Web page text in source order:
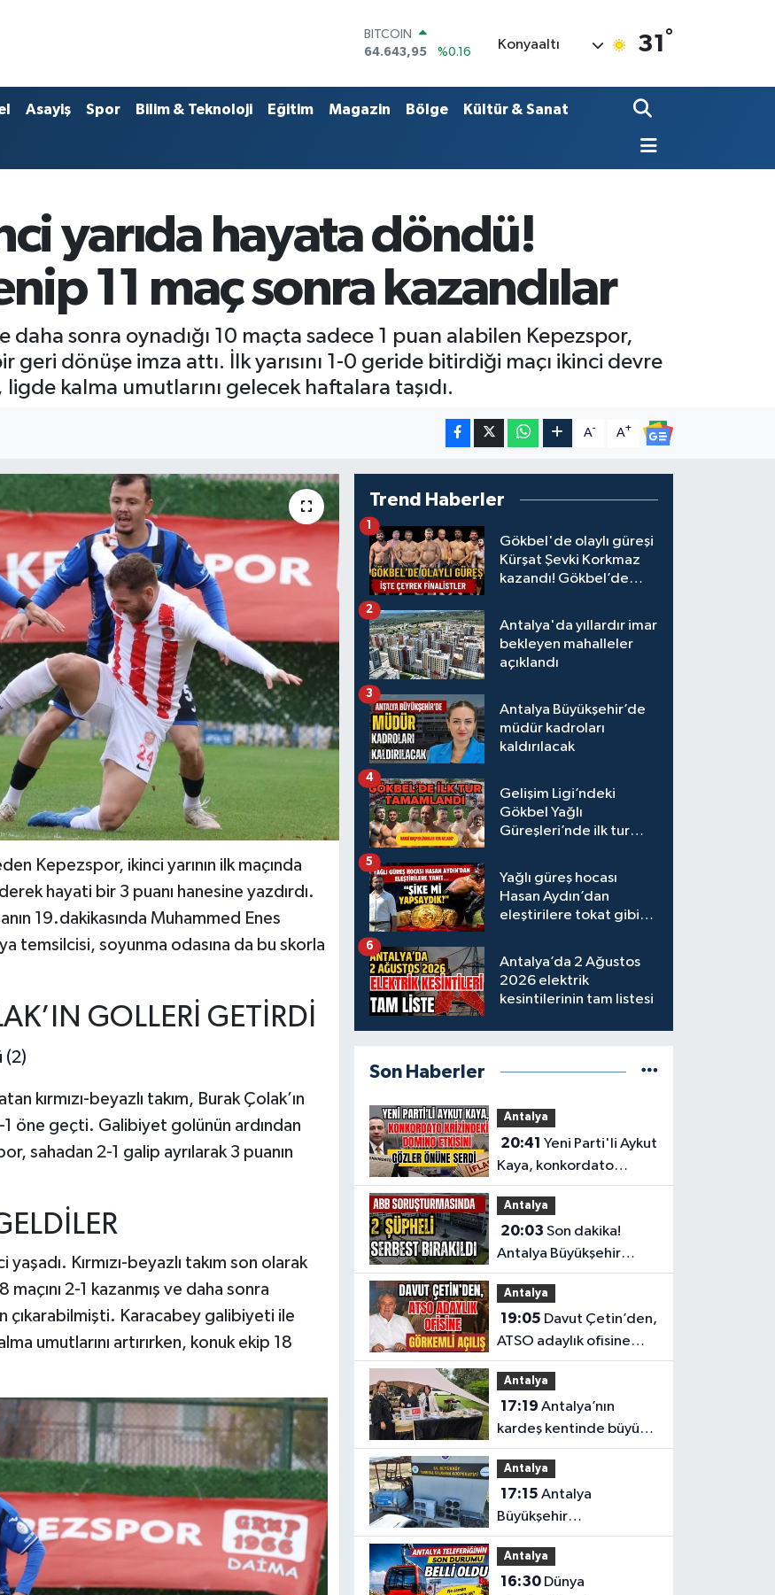
BITCOIN
64.643,95
%0.16
47,6006
%0.06
EURO
13.799
%70
Konyaaltı 31 °
Asayiş Spor Bilim & Teknoloji Eğitim Magazin Bölge Kültür & Sanat
yarıda hayata döndü!
11 maç sonra kazandılar
daha sonra oynadığı 10 maçta sadece 1 puan alabilen Kepezspor,
geri dönüşe imza attı. İlk yarısını 1-0 geride bitirdiği maçı ikinci devre
kalma umutlarını gelecek haftalara taşıdı.
A- A+
Kepezspor, ikinci yarının ilk maçında
hayati bir 3 puanı hanesine yazdırdı.
19.dakikasında Muhammed Enes
temsilcisi, soyunma odasına da bu skorla
GOLLERİ GETİRDİ
kırmızı-beyazlı takım, Burak Çolak’ın
öne geçti. Galibiyet golünün ardından
sahadan 2-1 galip ayrılarak 3 puanın
Kırmızı-beyazlı takım son olarak
2-1 kazanmış ve daha sonra
çıkarabilmişti. Karacabey galibiyeti ile
umutlarını artırırken, konuk ekip 18
Trend Haberler
Gökbel'de olaylı güreşi
Kürşat Şevki Korkmaz
kazandı! Gökbel’de
Gürbüz elendi!
1
Antalya'da yıllardır imar
bekleyen mahalleler
açıklandı
2
Antalya Büyükşehir’de
müdür kadroları
kaldırılacak
3
Gelişim Ligi’ndeki
Gökbel Yağlı
Güreşleri’nde ilk tur
4
Yağlı güreş hocası
Hasan Aydın’dan
eleştirilere tokat gibi
5
Antalya’da 2 Ağustos
2026 elektrik
kesintilerinin tam listesi
6
Son Haberler
Antalya
20:41
Kaya, konkordato
krizindeki domino
etkisini gözler önüne
serdi
Antalya
20:03
Antalya Büyükşehir
Belediyesi
soruşturmasında 2
şüpheli serbest bırakıldı
Antalya
19:05
ATSO adaylık ofisine
görkemli açılış
Antalya
17:19
kardeş kentinde büyük
tanıtım
Antalya
17:15
Büyükşehir
Belediyesi’nden
üreticilere ücretsiz
destek
Antalya
16:30Dünya